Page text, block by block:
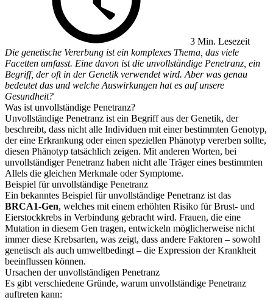
3 Min. Lesezeit
Die genetische Vererbung ist ein komplexes Thema, das viele
Facetten umfasst. Eine davon ist die unvollständige Penetranz, ein
Begriff, der oft in der Genetik verwendet wird. Aber was genau
bedeutet das und welche Auswirkungen hat es auf unsere
Gesundheit?
Was ist unvollständige Penetranz?
Unvollständige Penetranz ist ein Begriff aus der Genetik, der
beschreibt, dass nicht alle Individuen mit einer bestimmten Genotyp,
der eine Erkrankung oder einen speziellen Phänotyp vererben sollte,
diesen Phänotyp tatsächlich zeigen. Mit anderen Worten, bei
unvollständiger Penetranz haben nicht alle Träger eines bestimmten
Allels die gleichen Merkmale oder Symptome.
Beispiel für unvollständige Penetranz
Ein bekanntes Beispiel für unvollständige Penetranz ist das
BRCA1-Gen, welches mit einem erhöhten Risiko für Brust- und
Eierstockkrebs in Verbindung gebracht wird. Frauen, die eine
Mutation in diesem Gen tragen, entwickeln möglicherweise nicht
immer diese Krebsarten, was zeigt, dass andere Faktoren – sowohl
genetisch als auch umweltbedingt – die Expression der Krankheit
beeinflussen können.
Ursachen der unvollständigen Penetranz
Es gibt verschiedene Gründe, warum unvollständige Penetranz
auftreten kann: